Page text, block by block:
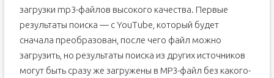
загрузки mp3-файлов высокого качества. Первые
результаты поиска — с YouTube, который будет
сначала преобразован, после чего файл можно
загрузить, но результаты поиска из других источников
могут быть сразу же загружены в MP3-файл без какого-